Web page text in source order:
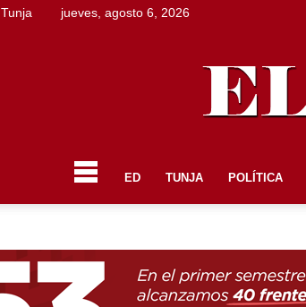
Tunja jueves, agosto 6, 2026
ED TUNJA POLÍTICA